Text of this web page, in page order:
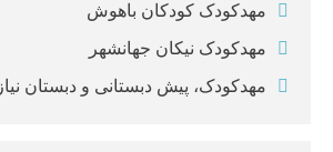
مهدکودک کودکان باهوش
مهدکودک نیکان جهانشهر
مهدکودک، پیش دبستانی و دبستان نیاز